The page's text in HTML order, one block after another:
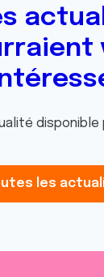
les